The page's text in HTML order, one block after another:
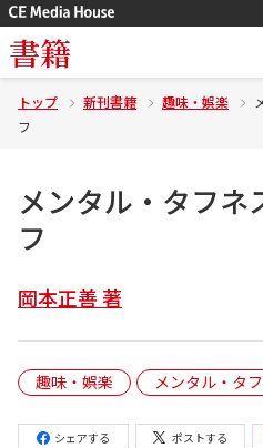
書籍
トップ 新刊書籍 趣味・娯楽
フ
メンタル・タフ
フ
岡本正善 著
趣味・娯楽 メンタル・タ
シェアする ポストする